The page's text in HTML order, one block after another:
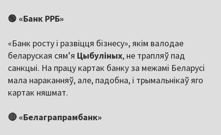
🟢 «Банк РРБ»
«Банк росту і развіцця бізнесу», якім валодае
беларуская сям’я Цыбуліных, не трапляў пад
санкцыі. На працу картак банку за межамі Беларусі
мала нараканняў, але, падобна, і трымальнікаў яго
картак няшмат.
🔴 «Белаграпрамбанк»